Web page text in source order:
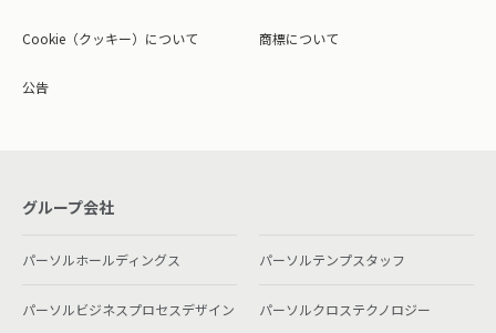
Cookie（クッキー）について 商標について
公告
グループ会社
パーソルホールディングス パーソルテンプスタッフ
パーソルビジネスプロセスデザイン パーソルクロステクノロジー